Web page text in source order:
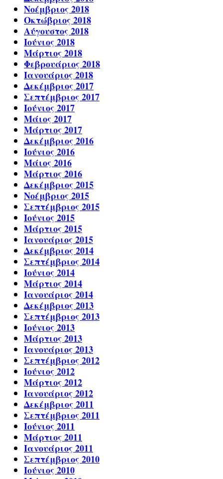
Νοέμβριος 2018
Οκτώβριος 2018
Αύγουστος 2018
Ιούνιος 2018
Μάρτιος 2018
Φεβρουάριος 2018
Ιανουάριος 2018
Δεκέμβριος 2017
Σεπτέμβριος 2017
Ιούνιος 2017
Μάιος 2017
Μάρτιος 2017
Δεκέμβριος 2016
Ιούνιος 2016
Μάιος 2016
Μάρτιος 2016
Δεκέμβριος 2015
Νοέμβριος 2015
Σεπτέμβριος 2015
Ιούνιος 2015
Μάρτιος 2015
Ιανουάριος 2015
Δεκέμβριος 2014
Σεπτέμβριος 2014
Ιούνιος 2014
Μάρτιος 2014
Ιανουάριος 2014
Δεκέμβριος 2013
Σεπτέμβριος 2013
Ιούνιος 2013
Μάρτιος 2013
Ιανουάριος 2013
Σεπτέμβριος 2012
Ιούνιος 2012
Μάρτιος 2012
Ιανουάριος 2012
Δεκέμβριος 2011
Σεπτέμβριος 2011
Ιούνιος 2011
Μάρτιος 2011
Ιανουάριος 2011
Σεπτέμβριος 2010
Ιούνιος 2010